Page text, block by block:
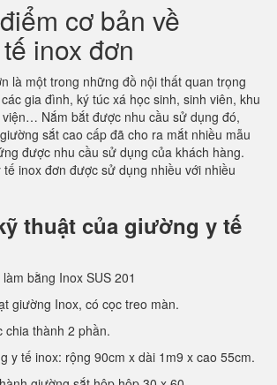
cơ bản về
inox đơn
là một trong những đồ nội thất quan trọng
gia đình, ký túc xá học sinh, sinh viên, khu
Nắm bắt được nhu cầu sử dụng đó,
sắt cao cấp đã cho ra mắt nhiều mẫu
được nhu cầu sử dụng của khách hàng.
inox đơn được sử dụng nhiều với nhiều
thuật của giường y tế
bằng Inox SUS 201
giường Inox, có cọc treo màn.
thành 2 phần.
y tế inox: rộng 90cm x dài 1m9 x cao 55cm.